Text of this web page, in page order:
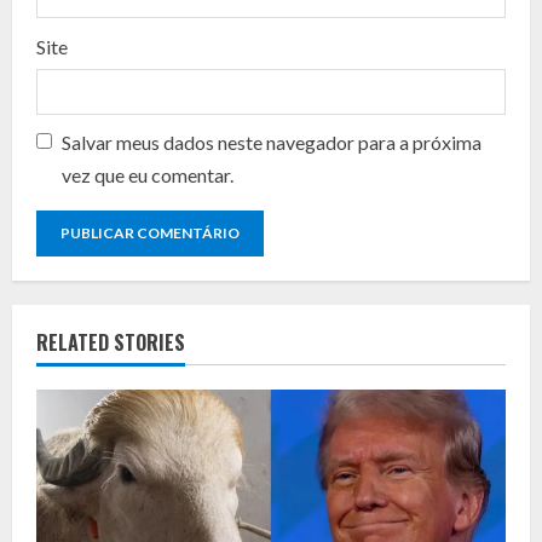
Site
Salvar meus dados neste navegador para a próxima
vez que eu comentar.
RELATED STORIES